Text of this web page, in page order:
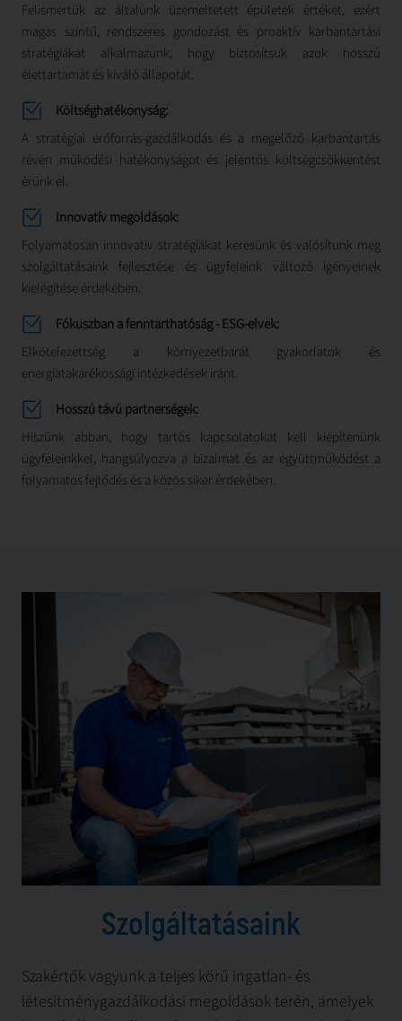
Felismertük az általunk üzemeltetett épületek értékét, ezért
magas szintű, rendszeres gondozást és proaktív karbantartási
stratégiákat alkalmazunk, hogy biztosítsuk azok hosszú
élettartamát és kiváló állapotát.
Költséghatékonyság:
A stratégiai erőforrás-gazdálkodás és a megelőző karbantartás
révén működési hatékonyságot és jelentős költségcsökkentést
érünk el.
Innovatív megoldások:
Folyamatosan innovatív stratégiákat keresünk és valósítunk meg
szolgáltatásaink fejlesztése és ügyfeleink változó igényeinek
kielégítése érdekében.
Fókuszban a fenntarthatóság - ESG-elvek:
Elkötelezettség a környezetbarát gyakorlatok és
energiatakarékossági intézkedések iránt.
Hosszú távú partnerségek:
Hiszünk abban, hogy tartós kapcsolatokat kell kiépítenünk
ügyfeleinkkel, hangsúlyozva a bizalmat és az együttműködést a
folyamatos fejlődés és a közös siker érdekében.
Szolgáltatásaink
Szakértők vagyunk a teljes körű ingatlan- és
létesítménygazdálkodási megoldások terén, amelyek